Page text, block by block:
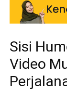
Sisi
Video